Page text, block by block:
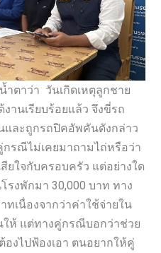
ำตาว่า วันเกิดเหตุลูกชาย
านเรียบร้อยแล้ว จึงขี่รถ
และถูกรถปิคอัพคันดังกล่าว
กรณีไม่เคยมาถามไถ่หรือว่า
ยใจกับครอบครัว แต่อย่างใด
รงพักมา 30,000 บาท ทาง
ทเนื่องจากว่าค่าใช้จ่ายใน
ให้ แต่ทางคู่กรณีบอกว่าช่วย
งไปฟ้องเอา ตนอยากให้คู่